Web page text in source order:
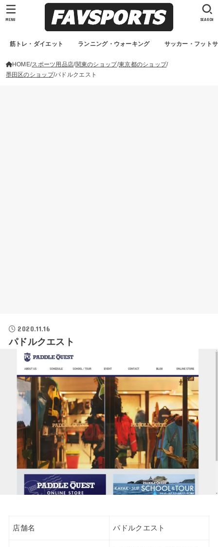
筋トレ・ダイエット ランニング・ウォーキング サッカー・フット
SEARCH
MENU
HOME スポーツ用品店 関東のショップ 東京都のショップ
墨田区のショップ パドルクエスト
2020.11.16
パドルクエスト
店舗名 パドルクエスト